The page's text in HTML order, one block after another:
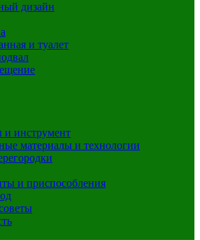
дизайн
и туалет
и инструмент
материалы и технологии
и приспособления